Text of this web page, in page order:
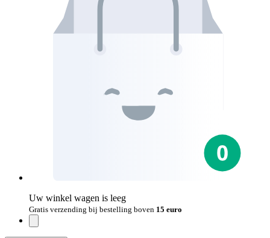
Uw winkel wagen is leeg
Gratis verzending bij bestelling boven 15 euro